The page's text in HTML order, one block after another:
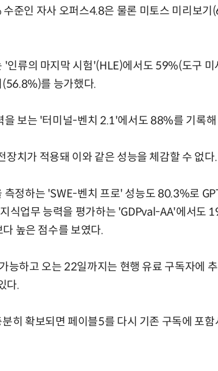
준인 자사 오퍼스4.8은 물론 미토스 미리보
'인류의 마지막 시험'(HLE)에서도 59%(도구
를 능가했다.
을 보는 '터미널-벤치 2.1'에서도 88%를 기록
장치가 적용돼 이와 같은 성능을 체감할 수 없다.
측정하는 'SWE-벤치 프로' 성능도 80.3%로
식업무 능력을 평가하는 'GDPval-AA'에서도
높은 점수를 보였다.
능하고 오는 22일까지는 현행 유료 구독자에
다.
히 확보되면 페이블5를 다시 기존 구독에 포